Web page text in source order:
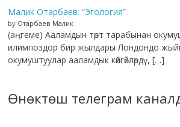
Малик Отарбаев: “Эгология”
by Отарбаев Малик
(аңгеме) Ааламдын төрт тарабынан
илимпоздор бир жылдары Лондондо
окумуштуулар ааламдык көйгөйлөрдү, […]
Өнөктөш телеграм